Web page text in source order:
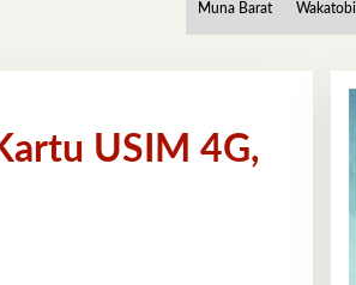
Muna Barat Wakatobi
USIM 4G,